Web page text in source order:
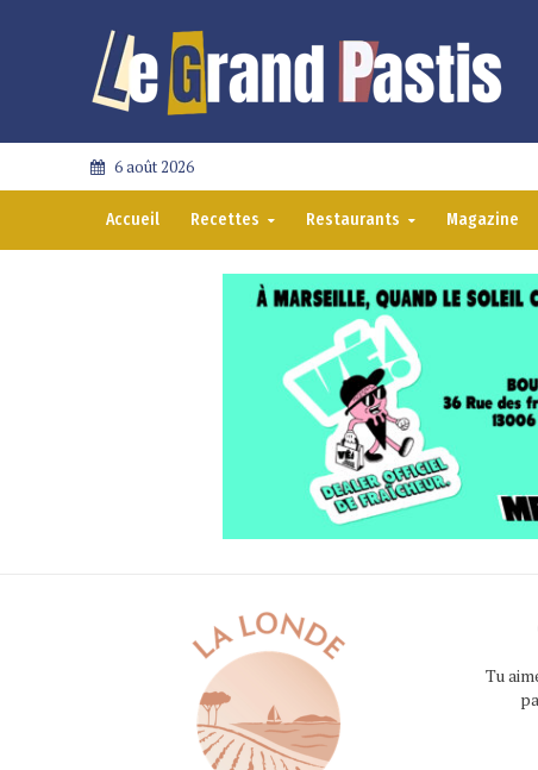
6 août 2026
Accueil Recettes Restaurants Magazine
Tu